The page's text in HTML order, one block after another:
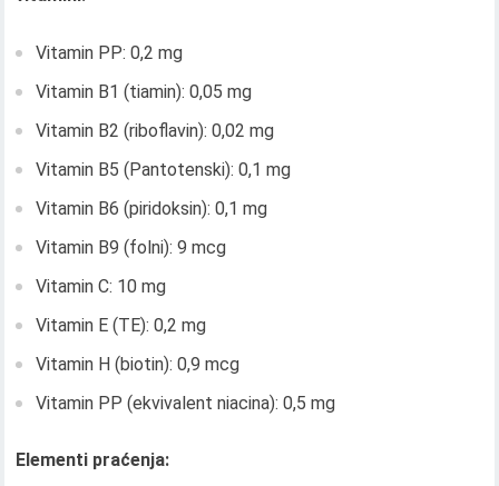
Vitamin PP: 0,2 mg
Vitamin B1 (tiamin): 0,05 mg
Vitamin B2 (riboflavin): 0,02 mg
Vitamin B5 (Pantotenski): 0,1 mg
Vitamin B6 (piridoksin): 0,1 mg
Vitamin B9 (folni): 9 mcg
Vitamin C: 10 mg
Vitamin E (TE): 0,2 mg
Vitamin H (biotin): 0,9 mcg
Vitamin PP (ekvivalent niacina): 0,5 mg
Elementi praćenja: